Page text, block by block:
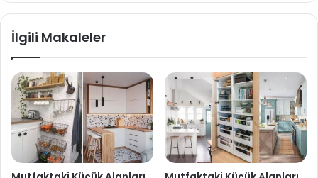
İlgili Makaleler